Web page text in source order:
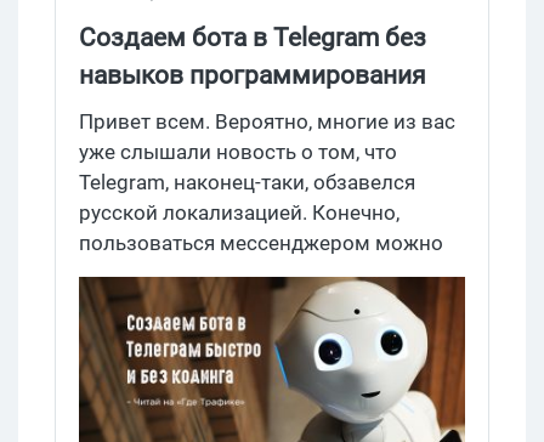
Создаем бота в Telegram без
навыков программирования
Привет всем. Вероятно, многие из вас
уже слышали новость о том, что
Telegram, наконец-таки, обзавелся
русской локализацией. Конечно,
пользоваться мессенджером можно
было спокойно и без этого
«нововведения», но однозначно число
юзеров теперь станет еще больше. Что
ж, самое время рассказать о том, как
можно создать несложного бота,
который станет вашим помощником и